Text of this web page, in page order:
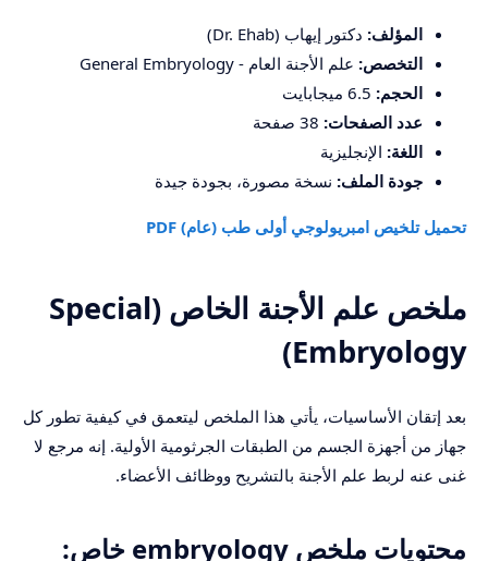
المؤلف: دكتور إيهاب (Dr. Ehab)
التخصص: علم الأجنة العام - General Embryology
الحجم:
عدد الصفحات:
اللغة: الإنجليزية
جودة الملف: نسخة مصورة، بجودة جيدة
تحميل تلخيص امبريولوجي أولى طب (عام) PDF
ملخص علم الأجنة الخاص (Special
Embryology)
بعد إتقان الأساسيات، يأتي هذا الملخص ليتعمق في كيفية تطور كل
جهاز من أجهزة الجسم من الطبقات الجرثومية الأولية. إنه مرجع لا
غنى عنه لربط علم الأجنة بالتشريح ووظائف الأعضاء.
محتويات ملخص embryology خاص: